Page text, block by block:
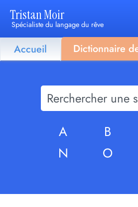
Tristan Moir
Spécialiste du langage du rêve
Accueil Dictionnaire
A B
N
O